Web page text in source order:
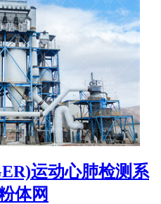
运动心肺检测系
体网